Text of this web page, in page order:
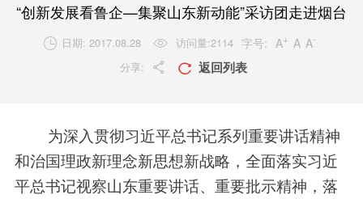
技术实力
视频新闻
桩工机械
网上订购
行业知识
解决方案
人才战略
“创新发展看鲁企—集聚山东新动能”采访团走进烟台
 日期: 2017.08.28  访问量:2114 字号: A+ A A-
分享:   返回列表
为深入贯彻习近平总书记系列重要讲话精神
和治国理政新理念新思想新战略 ， 全面落实习近
平总书记视察山东重要讲话、重要批示精神，落